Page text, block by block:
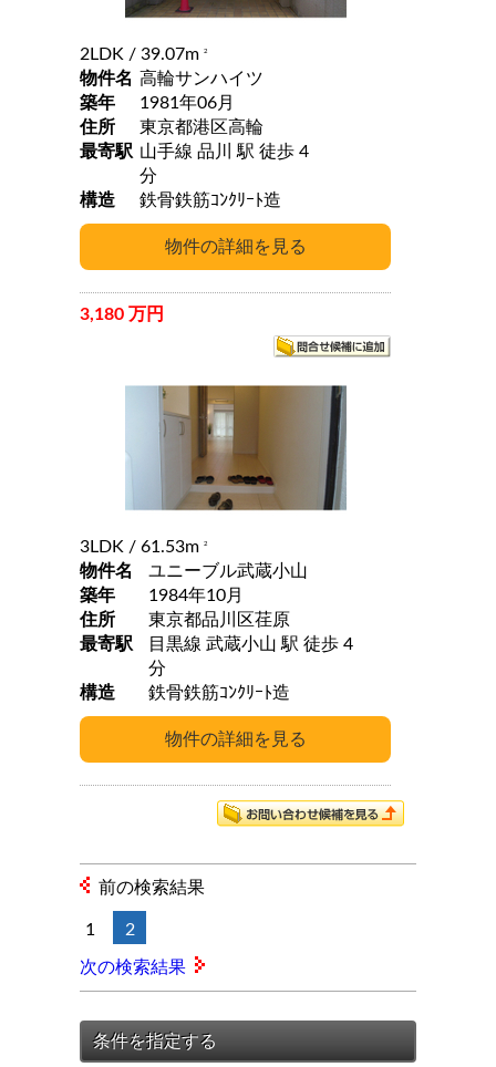
2LDK / 39.07m 2
物件名 高輪サンハイツ
築年
1981年06月
住所
東京都港区高輪
最寄駅 山手線 品川 駅 徒歩 4
分
構造
鉄骨鉄筋ｺﾝｸﾘｰﾄ造
3,180 万円
3LDK / 61.53m 2
物件名
ユニーブル武蔵小山
築年
1984年10月
住所
東京都品川区荏原
最寄駅
目黒線 武蔵小山 駅 徒歩 4
分
構造
鉄骨鉄筋ｺﾝｸﾘｰﾄ造
前の検索結果
1 2
次の検索結果